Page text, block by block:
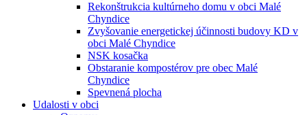
Rekonštrukcia kultúrneho domu v obci Malé
Chyndice
Zvyšovanie energetickej účinnosti budovy KD v
obci Malé Chyndice
NSK kosačka
Obstaranie kompostérov pre obec Malé
Chyndice
Spevnená plocha
Udalosti v obci